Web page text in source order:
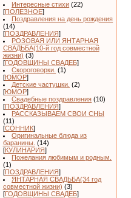
Интересные стихи (22)
[ПОЛЕЗНОЕ]
Поздравления на день рождения
(14)
[ПОЗДРАВЛЕНИЯ]
РОЗОВАЯ ИЛИ ЯНТАРНАЯ
СВАДЬБА(10-й год совместной
жизни) (3)
[ГОДОВЩИНЫ СВАДЕБ]
Скороговорки. (1)
[ЮМОР]
Детские частушки. (2)
[ЮМОР]
Свадебные поздравления (10)
[ПОЗДРАВЛЕНИЯ]
РАССКАЗЫВАЕМ СВОИ СНЫ
(11)
[СОННИК]
Оригинальные блюда из
баранины. (14)
[КУЛИНАРИЯ]
Пожелания любимым и родным.
(1)
[ПОЗДРАВЛЕНИЯ]
ЯНТАРНАЯ СВАДЬБА(34 год
совместной жизни) (3)
[ГОДОВЩИНЫ СВАДЕБ]